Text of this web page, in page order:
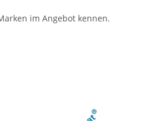
im Angebot kennen.